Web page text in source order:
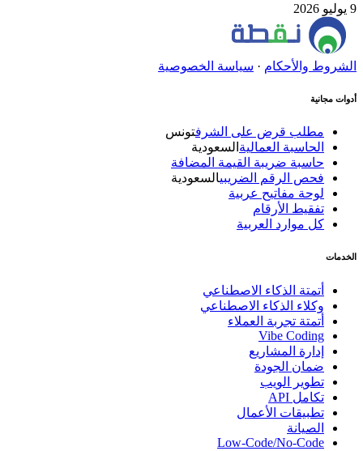
الشروط والأحكام· سياسة الخصوصية
أدوات مجانية
مطلب قرض على الشرف تونس
الحاسبة العماليةالسعودية
حاسبة ضريبة القيمة المضافة
فحص الرقم الضريبيالسعودية
لوحة مفاتيح عربية
تفقيط الأرقام
كل موارد العربية
الخدمات
أتمتة الذكاء الاصطناعي
وكلاء الذكاء الاصطناعي
أتمتة تجربة العملاء
Vibe Coding
إدارة المشاريع
ضمان الجودة
تطوير الويب
تكامل API
تطبيقات الأعمال
الصيانة
Low-Code/No-Code